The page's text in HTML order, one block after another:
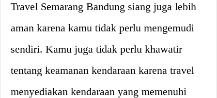
Travel Semarang Bandung siang juga lebih
aman karena kamu tidak perlu mengemudi
sendiri. Kamu juga tidak perlu khawatir
tentang keamanan kendaraan karena travel
menyediakan kendaraan yang memenuhi